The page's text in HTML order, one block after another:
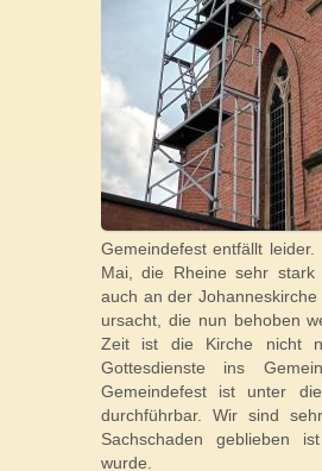
Gemeindefest entfällt leider.
Mai, die Rheine sehr stark
auch an der
ursacht, die nun behoben
Zeit ist die Kirche nicht
Gottesdienste ins
Gemeinde­fest ist unter
durchführbar. Wir sind
Sachschaden geblieben
wurde.